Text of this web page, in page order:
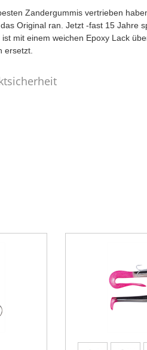
Zandergummis vertrieben
Original ran. Jetzt -fast 15 Jahre
mit einem weichen Epoxy Lack
ersetzt.